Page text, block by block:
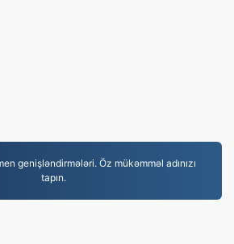
genişləndirmələri. Öz mükəmməl adınızı
tapın.